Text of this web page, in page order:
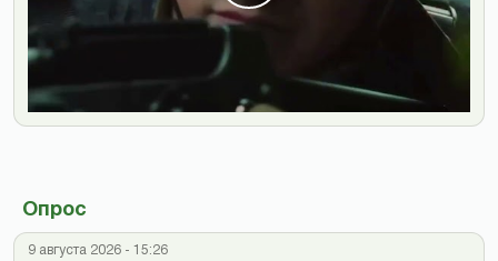
Опрос
9 августа 2026 - 15:26